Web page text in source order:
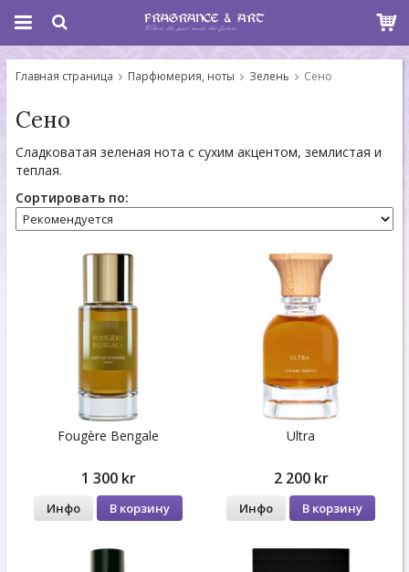
Главная страница Парфюмерия, ноты Зелень Сено
Сено
Сладковатая зеленая нота с сухим акцентом, землистая и
теплая.
Сортировать по:
Fougère Bengale
1 300 kr
Инфо В корзину
Ultra
2 200 kr
Инфо В корзину